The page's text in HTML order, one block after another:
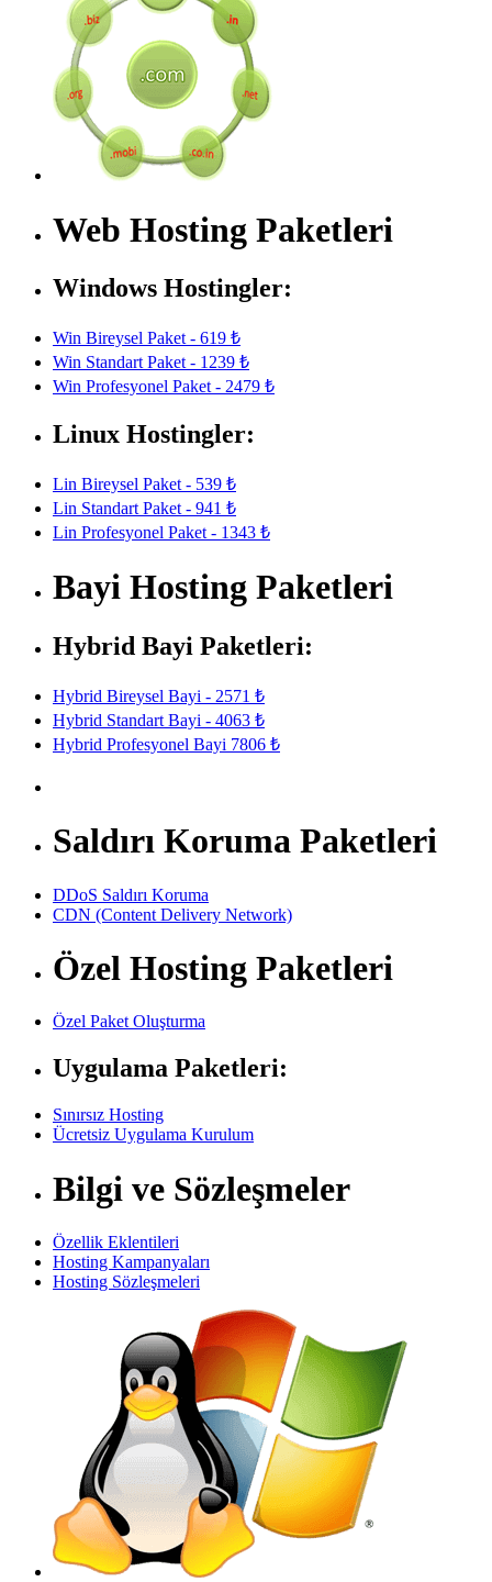
Web Hosting Paketleri
Windows Hostingler:
Win Bireysel Paket - 619 ₺
Win Standart Paket - 1239 ₺
Win Profesyonel Paket - 2479 ₺
Linux Hostingler:
Lin Bireysel Paket - 539 ₺
Lin Standart Paket - 941 ₺
Lin Profesyonel Paket - 1343 ₺
Bayi Hosting Paketleri
Hybrid Bayi Paketleri:
Hybrid Bireysel Bayi - 2571 ₺
Hybrid Standart Bayi - 4063 ₺
Hybrid Profesyonel Bayi 7806 ₺
Saldırı Koruma Paketleri
DDoS Saldırı Koruma
CDN (Content Delivery Network)
Özel Hosting Paketleri
Özel Paket Oluşturma
Uygulama Paketleri:
Sınırsız Hosting
Ücretsiz Uygulama Kurulum
Bilgi ve Sözleşmeler
Özellik Eklentileri
Hosting Kampanyaları
Hosting Sözleşmeleri